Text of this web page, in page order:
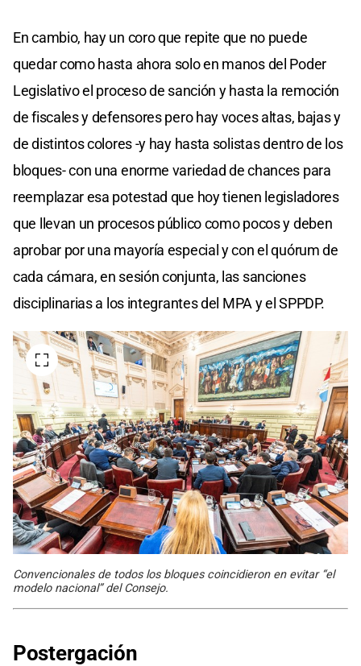
En cambio, hay un coro que repite que no puede
quedar como hasta ahora solo en manos del Poder
Legislativo el proceso de sanción y hasta la remoción
de fiscales y defensores pero hay voces altas, bajas y
de distintos colores -y hay hasta solistas dentro de los
bloques- con una enorme variedad de chances para
reemplazar esa potestad que hoy tienen legisladores
que llevan un procesos público como pocos y deben
aprobar por una mayoría especial y con el quórum de
cada cámara, en sesión conjunta, las sanciones
disciplinarias a los integrantes del MPA y el SPPDP.
Convencionales de todos los bloques coincidieron en evitar “el
modelo nacional” del Consejo.
Postergación